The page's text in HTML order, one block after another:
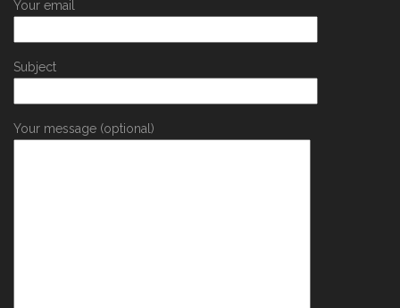
Your email
Subject
Your message (optional)